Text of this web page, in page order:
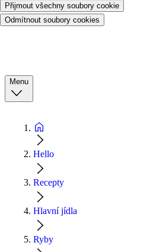
Přijmout všechny soubory cookie
Odmítnout soubory cookies
Menu
Hello
Recepty
Hlavní jídla
Ryby